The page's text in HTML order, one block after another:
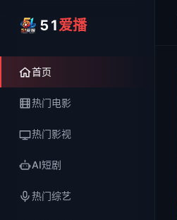
51爱播
首页
热门电影
热门影视
AI短剧
热门综艺